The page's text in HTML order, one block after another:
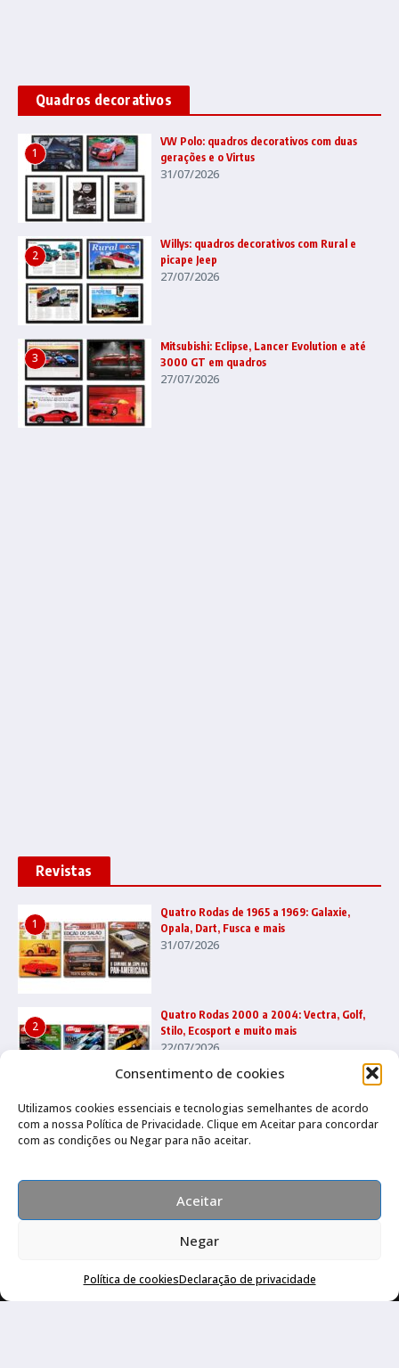
Consentimento de cookies
Utilizamos cookies essenciais e tecnologias semelhantes de acordo
com a nossa Política de Privacidade. Clique em Aceitar para concordar
com as condições ou Negar para não aceitar.
Aceitar
Negar
Política de cookiesDeclaração de privacidade
Quadros decorativos
1
VW Polo: quadros decorativos com duas
gerações e o Virtus
31/07/2026
2
Willys: quadros decorativos com Rural e
picape Jeep
27/07/2026
3
Mitsubishi: Eclipse, Lancer Evolution e até
3000 GT em quadros
27/07/2026
Revistas
1
Quatro Rodas de 1965 a 1969: Galaxie,
Opala, Dart, Fusca e mais
31/07/2026
2
Quatro Rodas 2000 a 2004: Vectra, Golf,
Stilo, Ecosport e muito mais
22/07/2026
3
Quatro Rodas 1995 a 1999: Ka, Marea,
grandes esportivos e mais
17/07/2026
Compre pelo Whatsapp